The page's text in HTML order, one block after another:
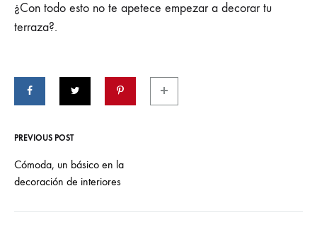
¿Con todo esto no te apetece empezar a decorar tu
terraza?.
Post
PREVIOUS POST
Cómoda, un básico en la
decoración de interiores